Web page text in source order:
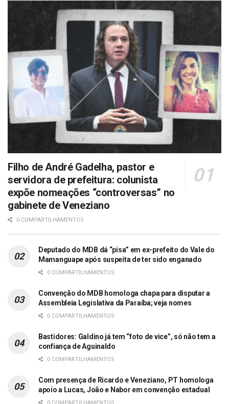
Filho de André Gadelha, pastor e
servidora de prefeitura: colunista
expõe nomeações “controversas” no
gabinete de Veneziano
0 COMPARTILHAMENTOS
Deputado do MDB dá “pisa” em ex-prefeito do Vale do
Mamanguape após suspeita de ter sido enganado
0 COMPARTILHAMENTOS
Convenção do MDB homologa chapa para disputar a
Assembleia Legislativa da Paraíba; veja nomes
0 COMPARTILHAMENTOS
Bastidores: Galdino já tem “foto de vice”, só não tem a
confiança de Aguinaldo
0 COMPARTILHAMENTOS
Com presença de Ricardo e Veneziano, PT homologa
apoio a Lucas, João e Nabor em convenção estadual